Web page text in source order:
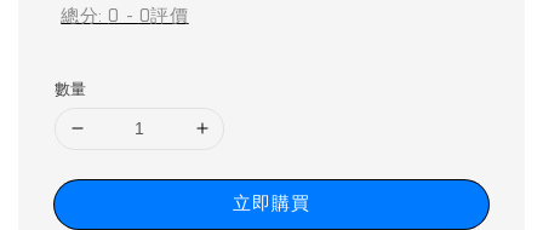
總分: 0 - 0評價
數量
立即購買